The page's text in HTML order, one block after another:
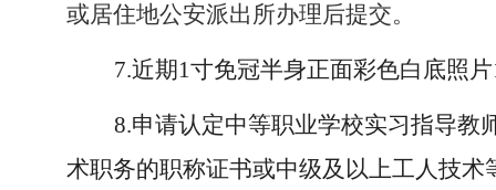
或居住地公安派出所办理后提交。
7.近期1寸免冠半身正面彩色白底照
8.申请认定中等职业学校实习指导教
术职务的职称证书或中级及以上工人技术